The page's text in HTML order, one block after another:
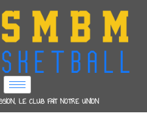
LE CLUB FAIT NOTRE UNION